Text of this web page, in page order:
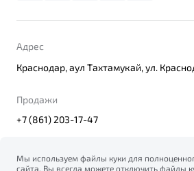
Адрес
Краснодар, аул Тахтамукай, ул.
Продажи
+7 (861) 203-17-47
Мы используем файлы куки для
сайта. Вы всегда можете отключить файлы